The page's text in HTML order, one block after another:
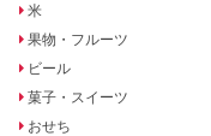
米
果物・フルーツ
ビール
菓子・スイーツ
おせち